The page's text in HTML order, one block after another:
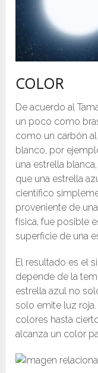
COLOR
De acuerdo al
un poco como
como un carbón
blanco, por
una estrella
que una estrella
científico
proveniente de
física, fue posible
superficie de una
El resultado es el
depende de la
estrella azul no
solo emite luz
colores hasta
alcanza un color